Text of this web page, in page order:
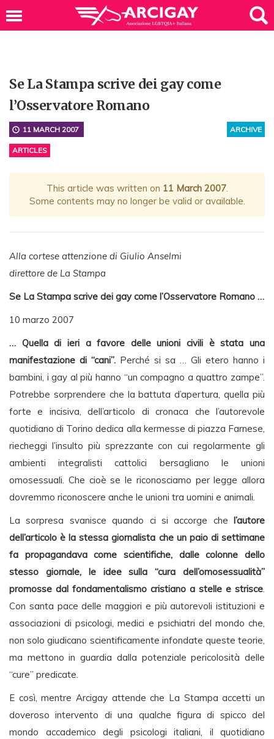
Se La Stampa scrive dei gay come
l’Osservatore Romano
ARCHIVE
11 MARCH 2007
ARTICLES
This article was written on 11 March 2007.
Some contents may no longer be valid or available.
Alla cortese attenzione di Giulio Anselmi
direttore de La Stampa
Se La Stampa scrive dei gay come l’Osservatore Romano …
10 marzo 2007
… Quella di ieri a favore delle unioni civili è stata una
manifestazione di “cani”. Perché si sa … Gli etero hanno i
bambini, i gay al più hanno “un compagno a quattro zampe”.
Potrebbe sorprendere che la battuta d’apertura, quella più
forte e incisiva, dell’articolo di cronaca che l’autorevole
quotidiano di Torino dedica alla kermesse di piazza Farnese,
riecheggi l’insulto più sprezzante con cui regolarmente gli
ambienti integralisti cattolici bersagliano le unioni
omosessuali. Che cioè se le riconosciamo per legge allora
dovremmo riconoscere anche le unioni tra uomini e animali.
La sorpresa svanisce quando ci si accorge che l’autore
dell’articolo è la stessa giornalista che un paio di settimane
fa propagandava come scientifiche, dalle colonne dello
stesso giornale, le idee sulla “cura dell’omosessualità”
promosse dal fondamentalismo cristiano a stelle e strisce.
Con santa pace delle maggiori e più autorevoli istituzioni e
associazioni di psicologi, medici e psichiatri del mondo che,
non solo giudicano scientificamente infondate queste teorie,
ma mettono in guardia dalla potenziale pericolosità delle
“cure” predicate.
E così, mentre Arcigay attende che La Stampa accetti un
doveroso intervento di una qualche figura di spicco del
mondo accademico degli psicologi italiani, il quotidiano